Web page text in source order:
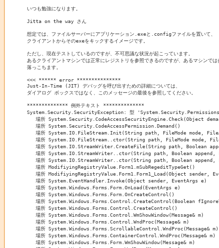
いつも勉強になります。
Jitta on the way さん
想定では、ファイルサーバーにアプリケーション.exeと.configファイルを置いて、
クライアントからそのexeをキックするイメージです。
ただし、現在テストしているのですが、不可思議な状況が起こっています。
あるクライアントマシンでは正常にレジストリを参照できるのですが、あるマシンで
落っこちます。
<<< ****** error ***************
Just-In-Time (JIT) デバッグを呼び出すための詳細については、
ダイアログ ボックスではなく、このメッセージの最後を参照してください。
************** 例外テキスト **************
System.Security.SecurityException: 型
場所 System.Security.CodeAccessSecurityEngine.Check(Object
   場所 System.Security.CodeAccessPermission.Demand()
場所 System.IO.FileStream.Init(String path, FileMode mode,
場所 System.IO.FileStream..ctor(String path, FileMode mode,
場所 System.IO.StreamWriter.CreateFile(String path, Boolean
場所 System.IO.StreamWriter..ctor(String path, Boolean
場所 System.IO.StreamWriter..ctor(String path, Boolean append,
   場所 ModifiyingRegistryValue.Form1.mSubRegeditTypeGet()
場所 ModifiyingRegistryValue.Form1.Form1_Load(Object sender,
   場所 System.EventHandler.Invoke(Object sender, EventArgs e)
   場所 System.Windows.Forms.Form.OnLoad(EventArgs e)
   場所 System.Windows.Forms.Form.OnCreateControl()
場所 System.Windows.Forms.Control.CreateControl(Boolean
   場所 System.Windows.Forms.Control.CreateControl()
   場所 System.Windows.Forms.Control.WmShowWindow(Message& m)
   場所 System.Windows.Forms.Control.WndProc(Message& m)
   場所 System.Windows.Forms.ScrollableControl.WndProc(Message& m)
   場所 System.Windows.Forms.ContainerControl.WndProc(Message& m)
   場所 System.Windows.Forms.Form.WmShowWindow(Message& m)